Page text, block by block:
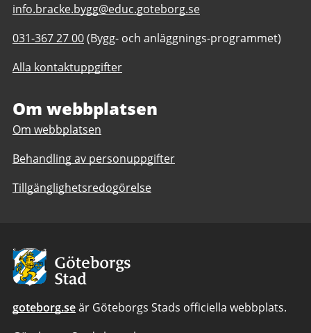
E-
till
Bräckegymnasiet
Bygg-
anläggning
info.bracke.bygg@educ.goteborg.se
Telefonnummer
Bräckegymnasiet
och
anläggning
031-367 27 00(Bygg- och anläggnings-programmet)
Alla kontaktuppgifter
Om webbplatsen
Om webbplatsen
Behandling av personuppgifter
Tillgänglighetsredogörelse
Avsändare:
Göteborgs
Stad
goteborg.seär Göteborgs Stads officiella webbplats.